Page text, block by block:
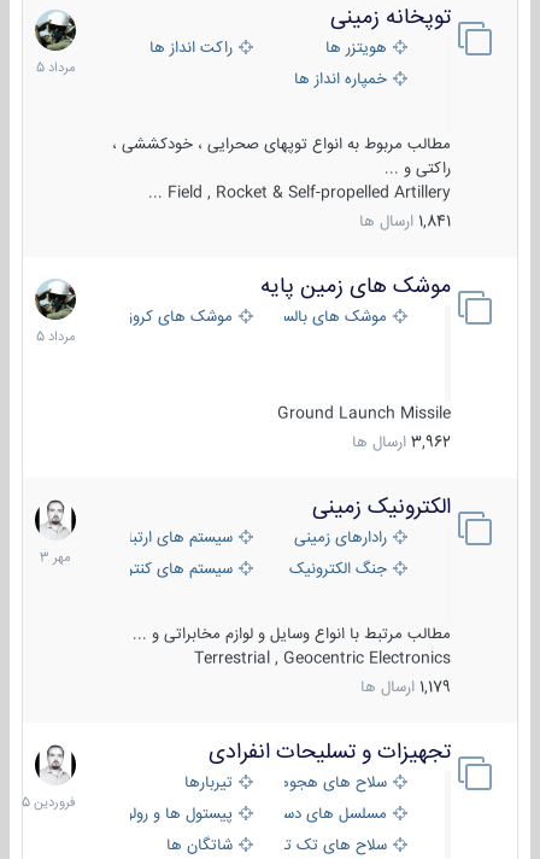
توپخانه زمینی
هویتزر ها
راکت انداز ها
خمپاره انداز ها
مطالب مربوط به انواع توپهای صحرایی ، خودکششی ،
راکتی و ...
Field , Rocket & Self-propelled Artillery ...
1,841 ارسال ها
9
مرداد
1405
موشک های زمین پایه
موشک های بالستیک موشک های کروز
Ground Launch Missile
3,962 ارسال ها
2
مرداد
1405
الکترونیک زمینی
رادارهای زمینی
سیستم های ارتباطی و جمع آوری
جنگ الکترونیک
سیستم های کنترل آتش و تجهیزات
مطالب مرتبط با انواع وسایل و لوازم مخابراتی و ...
Terrestrial , Geocentric Electronics
1,179 ارسال ها
1
مهر
1403
تجهیزات و تسلیحات انفرادی
سلاح های هجومی
تیربارها
مسلسل های دستی
پیستول ها و رولورها
سلاح های تک تیر اندازیشاتگان ها
17
فروردین
1405